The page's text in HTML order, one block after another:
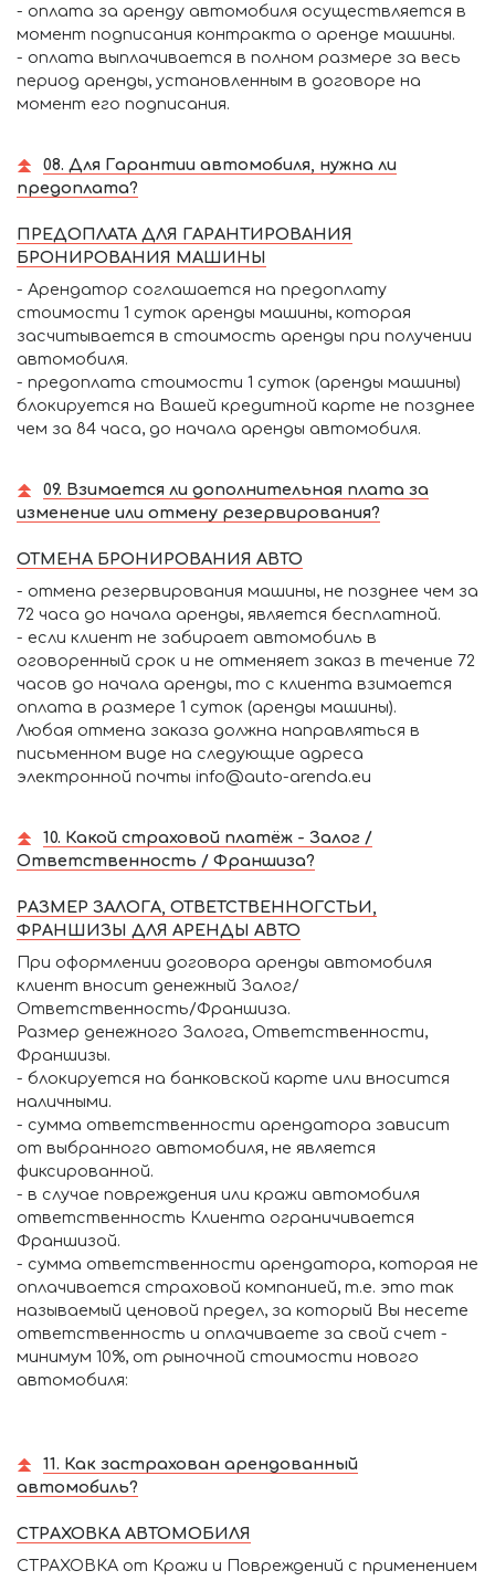
- оплата за аренду автомобиля осуществляется в
момент подписания контракта о аренде машины.
- оплата выплачивается в полном размере за весь
период аренды, установленным в договоре на
момент его подписания.
08. Для Гарантии автомобиля, нужна ли
предоплата?
ПРЕДОПЛАТА ДЛЯ ГАРАНТИРОВАНИЯ
БРОНИРОВАНИЯ МАШИНЫ
- Арендатор соглашается на предоплату
стоимости 1 суток аренды машины, которая
засчитывается в стоимость аренды при получении
автомобиля.
- предоплата стоимости 1 суток (аренды машины)
блокируется на Вашей кредитной карте не позднее
чем за 84 часа, до начала аренды автомобиля.
09. Взимается ли дополнительная плата за
изменение или отмену резервирования?
ОТМЕНА БРОНИРОВАНИЯ АВТО
- отмена резервирования машины, не позднее чем за
72 часа до начала аренды, является бесплатной.
- если клиент не забирает автомобиль в
оговоренный срок и не отменяет заказ в течение 72
часов до начала аренды, то с клиента взимается
оплата в размере 1 суток (аренды машины).
Любая отмена заказа должна направляться в
письменном виде на следующие адреса
электронной почты info@auto-arenda.eu
10. Какой страховой платёж - Залог /
Ответственность / Франшиза?
РАЗМЕР ЗАЛОГА, ОТВЕТСТВЕННОГСТЬИ,
ФРАНШИЗЫ ДЛЯ АРЕНДЫ АВТО
При оформлении договора аренды автомобиля
клиент вносит денежный Залог/
Ответственность/Франшиза.
Размер денежного Залога, Ответственности,
Франшизы.
- блокируется на банковской карте или вносится
наличными.
- сумма ответственности арендатора зависит
от выбранного автомобиля, не является
фиксированной.
- в случае повреждения или кражи автомобиля
ответственность Клиента ограничивается
Франшизой.
- сумма ответственности арендатора, которая не
оплачивается страховой компанией, т.е. это так
называемый ценовой предел, за который Вы несете
ответственность и оплачиваете за свой счет -
минимум 10%, от рыночной стоимости нового
автомобиля:
11. Как застрахован арендованный
автомобиль?
СТРАХОВКА АВТОМОБИЛЯ
СТРАХОВКА от Кражи и Повреждений с применением